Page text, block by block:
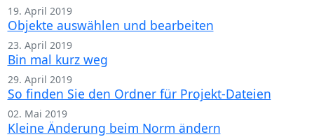
19. April 2019
Objekte auswählen und bearbeiten
23. April 2019
Bin mal kurz weg
29. April 2019
So finden Sie den Ordner für Projekt-Dateien
02. Mai 2019
Kleine Änderung beim Norm ändern